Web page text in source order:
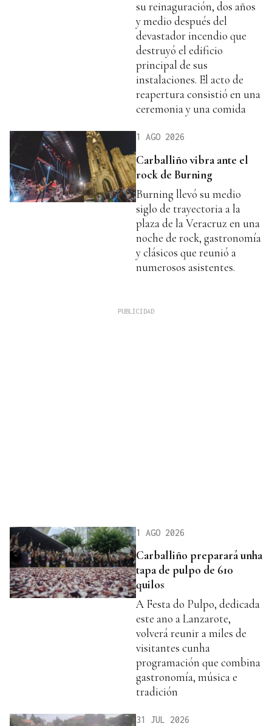
su reinaguración, dos años
y medio después del
devastador incendio que
destruyó el edificio
principal de sus
instalaciones. El acto de
reapertura consistió en una
ceremonia y una comida
1 AGO 2026
Carballiño vibra ante el
rock de Burning
Burning llevó su medio
siglo de trayectoria a la
plaza de la Veracruz en una
noche de rock, gastronomía
y clásicos que reunió a
numerosos asistentes.
1 AGO 2026
Carballiño preparará unha
tapa de pulpo de 610
quilos
A Festa do Pulpo, dedicada
este ano a Lanzarote,
volverá reunir a miles de
visitantes cunha
programación que combina
gastronomía, música e
tradición
31 JUL 2026